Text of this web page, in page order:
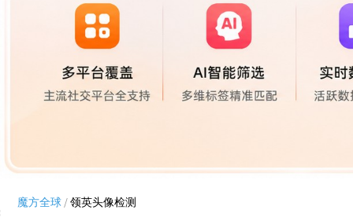
魔方全球/领英头像检测